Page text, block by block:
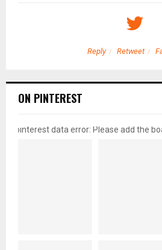
Reply Retweet
ON PINTEREST
pinterest data error: Please add the